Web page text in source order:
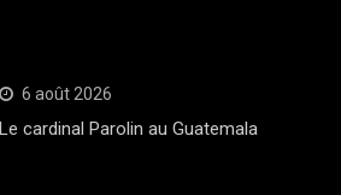
6 août 2026
Le cardinal Parolin au Guatemala